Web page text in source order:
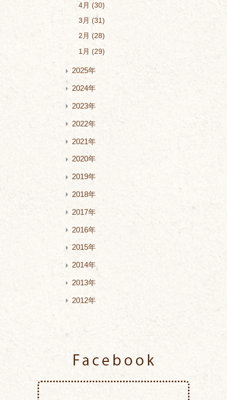
4月
30
3月
31
2月
28
1月
29
2025年
2024年
2023年
2022年
2021年
2020年
2019年
2018年
2017年
2016年
2015年
2014年
2013年
2012年